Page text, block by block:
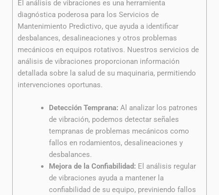
El análisis de vibraciones es una herramienta
diagnóstica poderosa para los Servicios de
Mantenimiento Predictivo, que ayuda a identificar
desbalances, desalineaciones y otros problemas
mecánicos en equipos rotativos. Nuestros servicios de
análisis de vibraciones proporcionan información
detallada sobre la salud de su maquinaria, permitiendo
intervenciones oportunas.
Detección Temprana: Al analizar los patrones
de vibración, podemos detectar señales
tempranas de problemas mecánicos como
fallos en rodamientos, desalineaciones y
desbalances.
Mejora de la Confiabilidad: El análisis regular
de vibraciones ayuda a mantener la
confiabilidad de su equipo, previniendo fallos